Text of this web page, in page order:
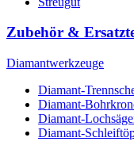
Zubehör &
Diamantwerkzeuge
Diamant-
Diamant-
Diamant-
Diamant-